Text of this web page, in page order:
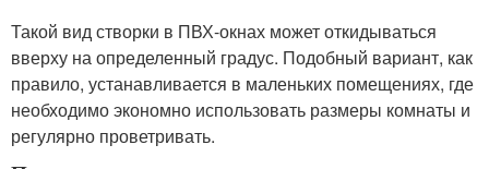
Такой вид створки в ПВХ-окнах может откидываться
вверху на определенный градус. Подобный вариант, как
правило, устанавливается в маленьких помещениях, где
необходимо экономно использовать размеры комнаты и
регулярно проветривать.